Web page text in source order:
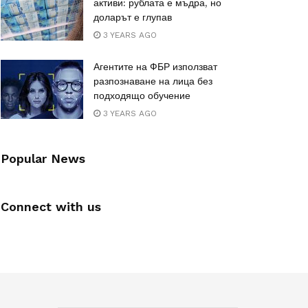
активи: рублата е мъдра, но
доларът е глупав
3 YEARS AGO
Агентите на ФБР използват
разпознаване на лица без
подходящо обучение
3 YEARS AGO
Popular News
Connect with us